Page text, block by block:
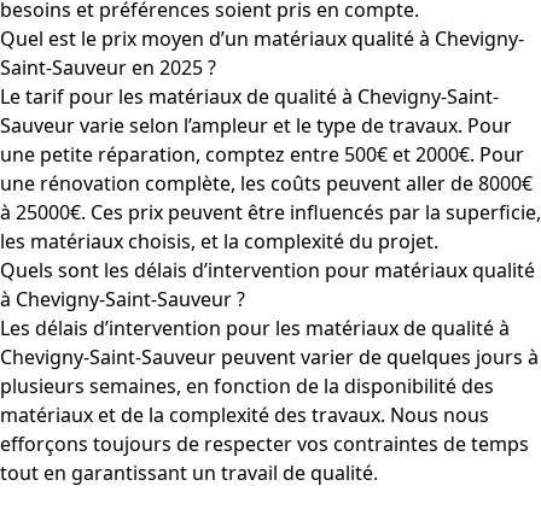
besoins et préférences soient pris en compte.
Quel est le prix moyen d’un matériaux qualité à Chevigny-
Saint-Sauveur en 2025 ?
Le tarif pour les matériaux de qualité à Chevigny-Saint-
Sauveur varie selon l’ampleur et le type de travaux. Pour
une petite réparation, comptez entre 500€ et 2000€. Pour
une rénovation complète, les coûts peuvent aller de 8000€
à 25000€. Ces prix peuvent être influencés par la superficie,
les matériaux choisis, et la complexité du projet.
Quels sont les délais d’intervention pour matériaux qualité
à Chevigny-Saint-Sauveur ?
Les délais d’intervention pour les matériaux de qualité à
Chevigny-Saint-Sauveur peuvent varier de quelques jours à
plusieurs semaines, en fonction de la disponibilité des
matériaux et de la complexité des travaux. Nous nous
efforçons toujours de respecter vos contraintes de temps
tout en garantissant un travail de qualité.